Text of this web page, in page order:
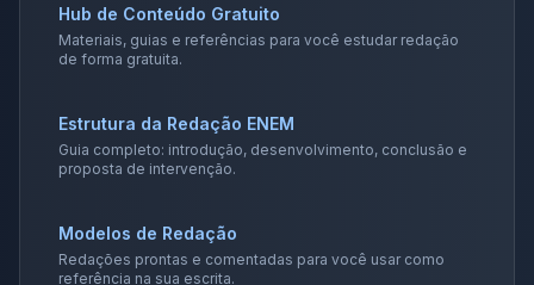
Hub de Conteúdo Gratuito
Materiais, guias e referências para você estudar redação
de forma gratuita.
Estrutura da Redação ENEM
Guia completo: introdução, desenvolvimento, conclusão e
proposta de intervenção.
Modelos de Redação
Redações prontas e comentadas para você usar como
referência na sua escrita.